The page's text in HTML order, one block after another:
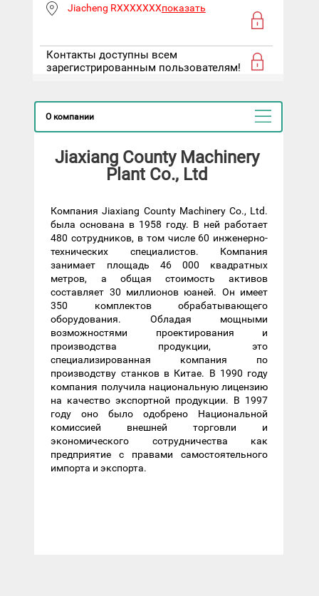
Jiacheng RXXXXXXXпоказать
Контакты доступны всем
зарегистрированным пользователям!
О компании
Jiaxiang County Machinery
Plant Co., Ltd
Компания Jiaxiang County Machinery Co., Ltd.
была основана в 1958 году. В ней работает
480 сотрудников, в том числе 60 инженерно-
технических специалистов. Компания
занимает площадь 46 000 квадратных
метров, а общая стоимость активов
составляет 30 миллионов юаней. Он имеет
350 комплектов обрабатывающего
оборудования. Обладая мощными
возможностями проектирования и
производства продукции, это
специализированная компания по
производству станков в Китае. В 1990 году
компания получила национальную лицензию
на качество экспортной продукции. В 1997
году оно было одобрено Национальной
комиссией внешней торговли и
экономического сотрудничества как
предприятие с правами самостоятельного
импорта и экспорта.